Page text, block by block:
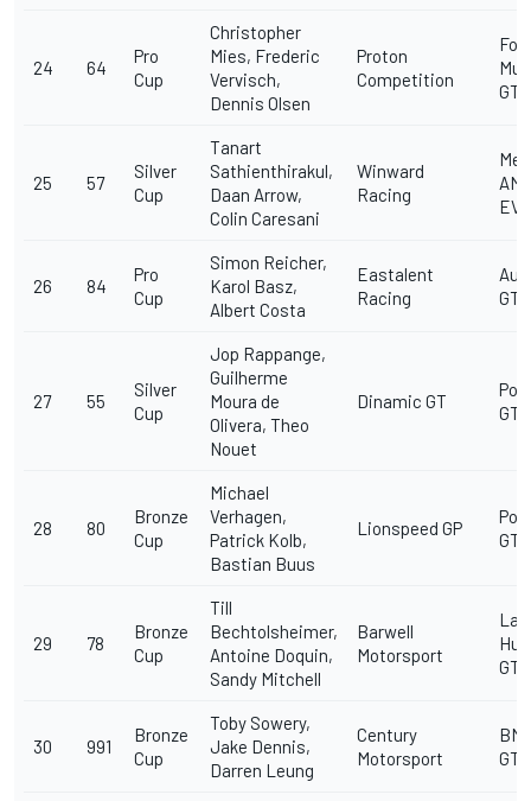
24 64
Pro
Cup
Christopher
Mies, Frederic
Vervisch,
Dennis Olsen
Proton
Competition
GT3
25 57
Silver
Cup
Tanart
Sathienthirakul,
Daan Arrow,
Colin Caresani
Winward
Racing
EVO
26 84
Pro
Cup
Simon Reicher,
Karol Basz,
Albert Costa
Eastalent
Racing
27 55
Silver
Cup
Jop Rappange,
Guilherme
Moura de
Olivera, Theo
Nouet
Dinamic GT
28 80
Bronze
Cup
Michael
Verhagen,
Patrick Kolb,
Bastian Buus
Lionspeed GP
29 78
Bronze
Cup
Till
Bechtolsheimer,
Antoine Doquin,
Sandy Mitchell
Barwell
Motorsport
30 991
Bronze
Cup
Toby Sowery,
Jake Dennis,
Darren Leung
Century
Motorsport
GT3